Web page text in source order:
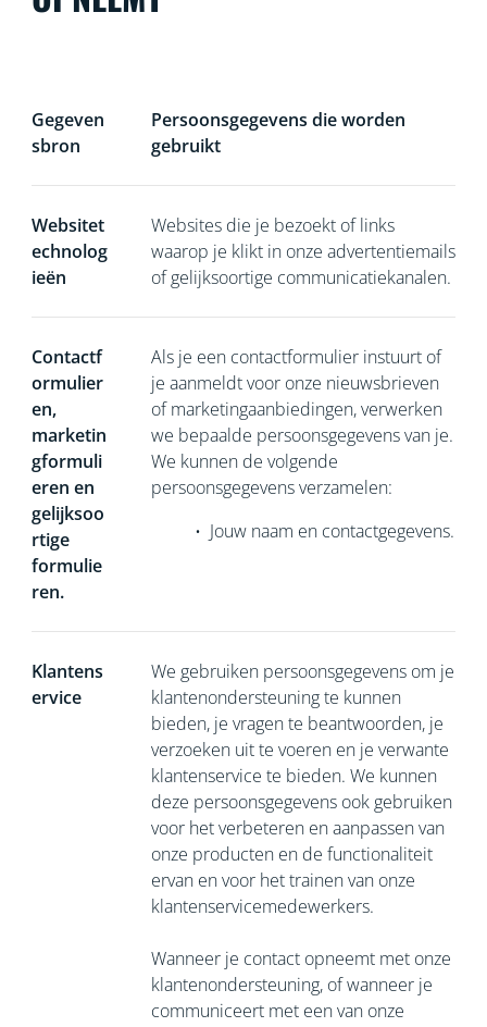
Gegeven
sbron
Persoonsgegevens die worden
gebruikt
Websitet
echnolog
ieën
Websites die je bezoekt of links
waarop je klikt in onze advertentiemails
of gelijksoortige communicatiekanalen.
Contactf
ormulier
en,
marketin
gformuli
eren en
gelijksoo
rtige
formulie
ren.
Als je een contactformulier instuurt of
je aanmeldt voor onze nieuwsbrieven
of marketingaanbiedingen, verwerken
we bepaalde persoonsgegevens van je.
We kunnen de volgende
persoonsgegevens verzamelen:
• Jouw naam en contactgegevens.
Klantens
ervice
We gebruiken persoonsgegevens om je
klantenondersteuning te kunnen
bieden, je vragen te beantwoorden, je
verzoeken uit te voeren en je verwante
klantenservice te bieden. We kunnen
deze persoonsgegevens ook gebruiken
voor het verbeteren en aanpassen van
onze producten en de functionaliteit
ervan en voor het trainen van onze
klantenservicemedewerkers.
Wanneer je contact opneemt met onze
klantenondersteuning, of wanneer je
communiceert met een van onze